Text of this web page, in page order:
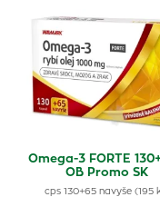
Omega-3 FORTE
OB Promo SK
cps 130+65 navyše (195